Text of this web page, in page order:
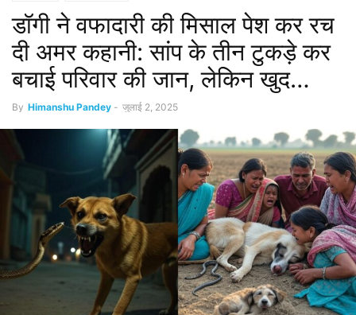
डॉगी ने वफादारी की मिसाल पेश कर रच
दी अमर कहानी: सांप के तीन टुकड़े कर
बचाई परिवार की जान, लेकिन खुद…
By Himanshu Pandey - जुलाई 2, 2025